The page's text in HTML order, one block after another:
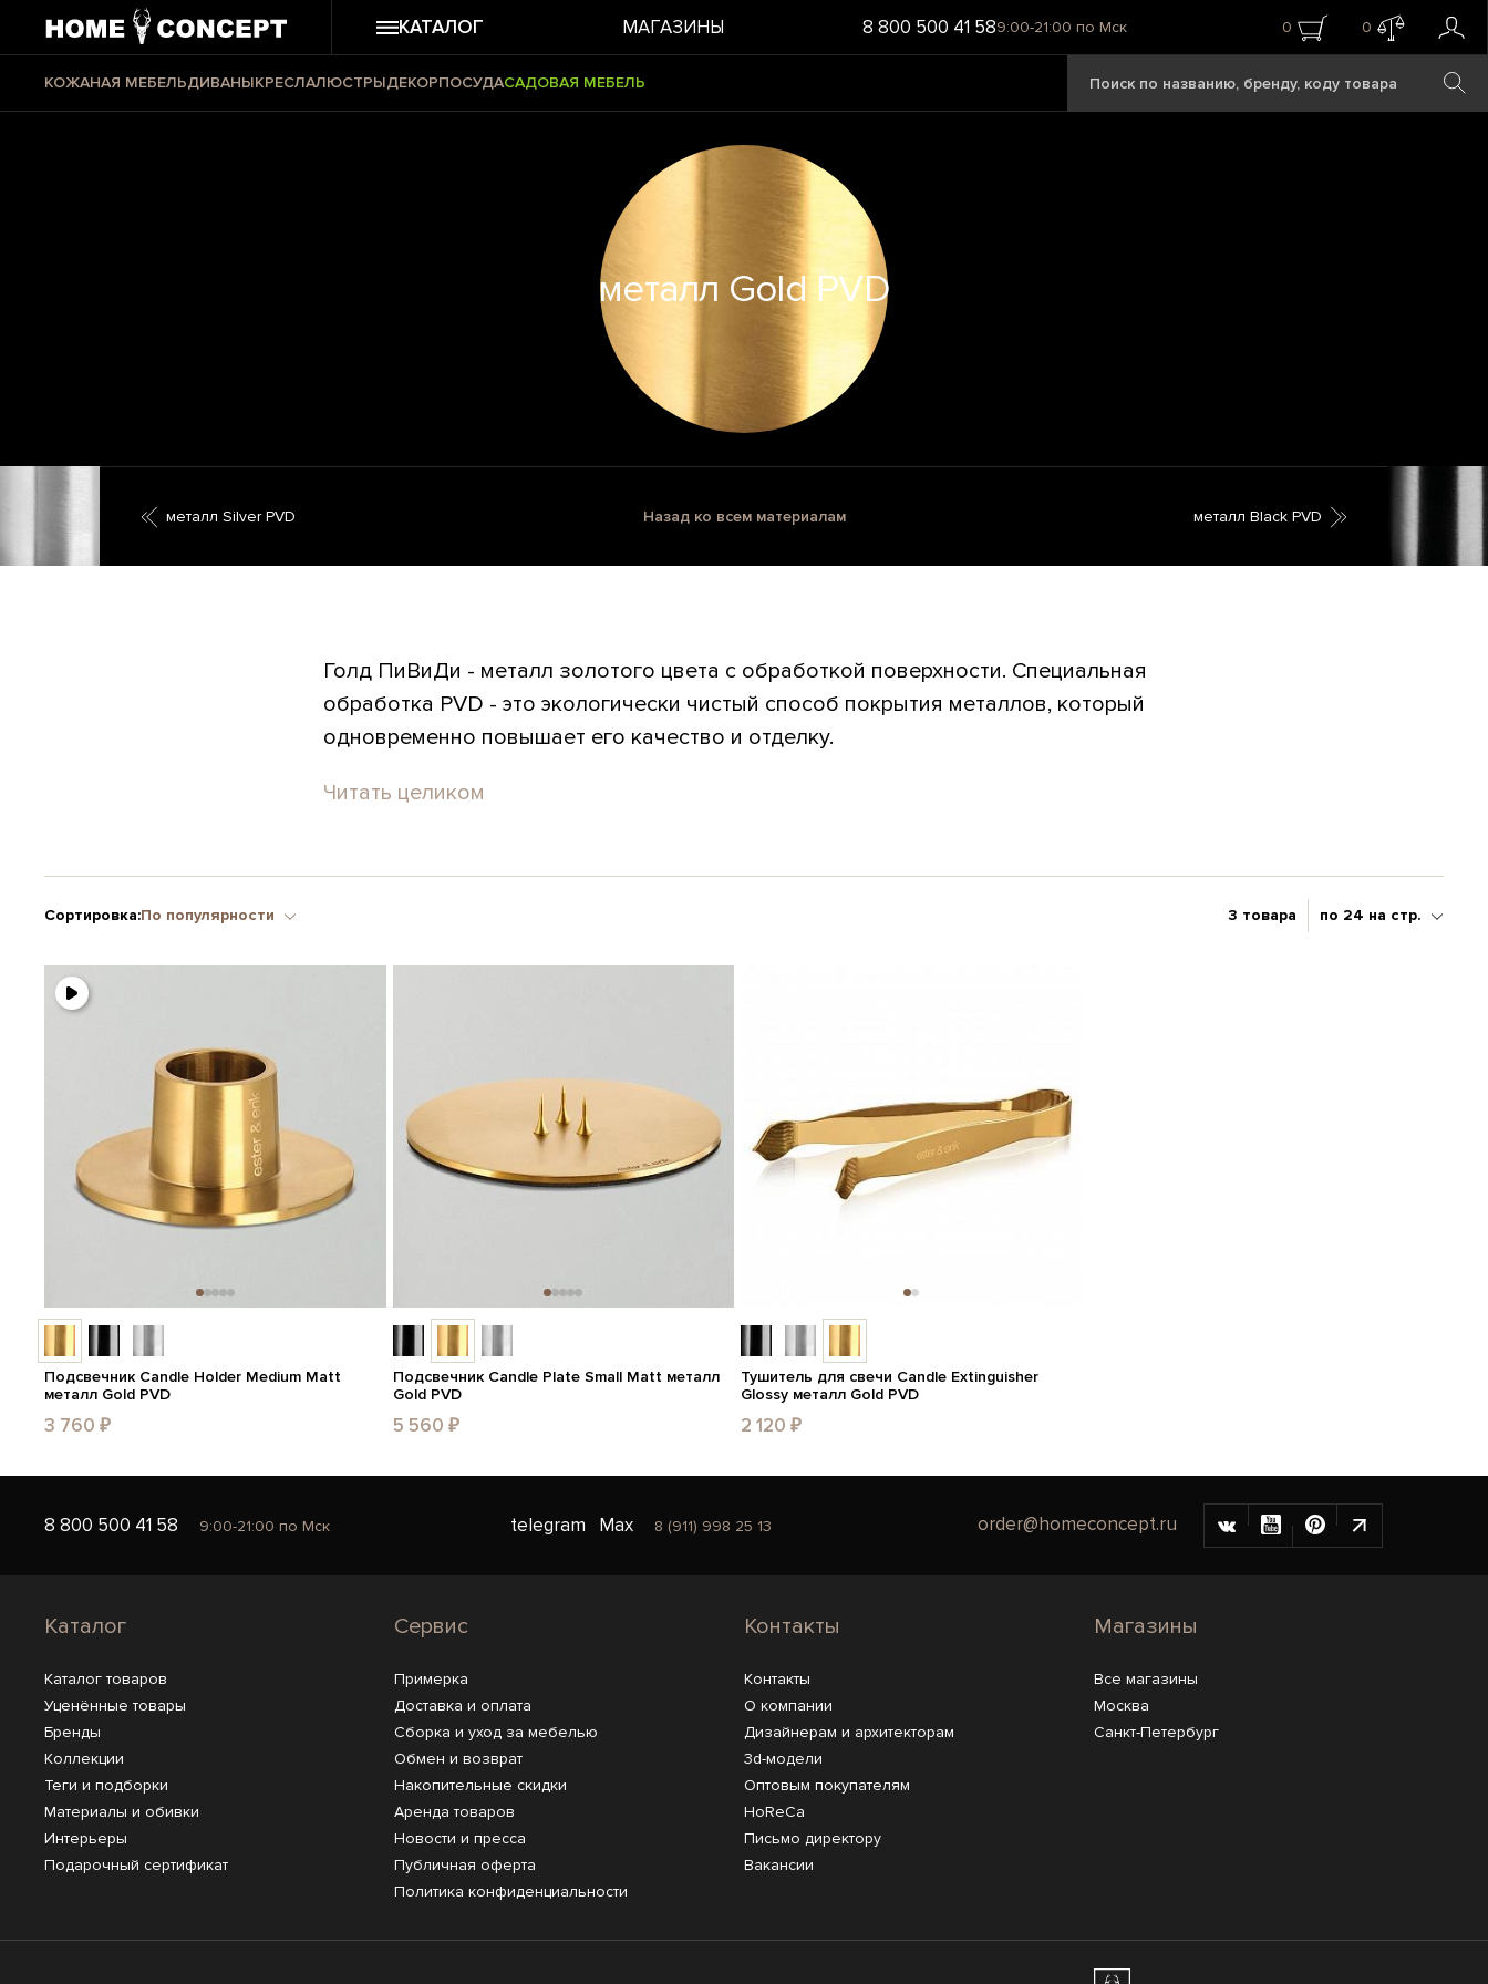
КАТАЛОГ МАГАЗИНЫ 8 800 500 41 589:00-21:00 по Мск 0 0
КОЖАНАЯ МЕБЕЛЬДИВАНЫКРЕСЛАЛЮСТРЫДЕКОРПОСУДАСАДОВАЯ МЕБЕЛЬ
металл Gold PVD
металл Silver PVD Назад ко всем материалам металл Black PVD
Голд ПиВиДи - металл золотого цвета с обработкой поверхности. Специальная
обработка PVD - это экологически чистый способ покрытия металлов, который
одновременно повышает его качество и отделку.
Читать целиком
Сортировка:По популярности 3 товара по 24 на стр.
Подсвечник Candle Holder Medium Matt
металл Gold PVD
3 760 ₽
Подсвечник Candle Plate Small Matt металл
Gold PVD
5 560 ₽
Тушитель для свечи Candle Extinguisher
Glossy металл Gold PVD
2 120 ₽
8 800 500 41 58 9:00-21:00 по Мск telegram Max 8 (911) 998 25 13 order@homeconcept.ru
Каталог
Каталог товаров
Уценённые товары
Бренды
Коллекции
Теги и подборки
Материалы и обивки
Интерьеры
Подарочный сертификат
Сервис
Примерка
Доставка и оплата
Сборка и уход за мебелью
Обмен и возврат
Накопительные скидки
Аренда товаров
Новости и пресса
Публичная оферта
Политика конфиденциальности
Контакты
Контакты
О компании
Дизайнерам и архитекторам
3d-модели
Оптовым покупателям
HoReCa
Письмо директору
Вакансии
Магазины
Все магазины
Москва
Санкт-Петербург